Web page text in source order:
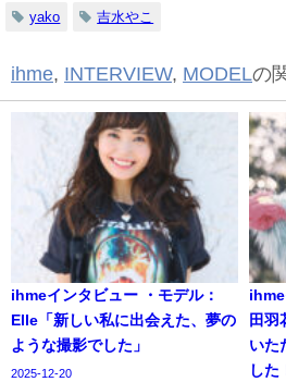
yako 吉水やこ
ihme, INTERVIEW, MODELの
ihmeインタビュー ・モデル：
Elle「新しい私に出会えた、夢の
ような撮影でした」
2025-12-20
田羽
いた
した